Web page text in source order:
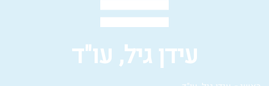
עידן גיל, עו"ד